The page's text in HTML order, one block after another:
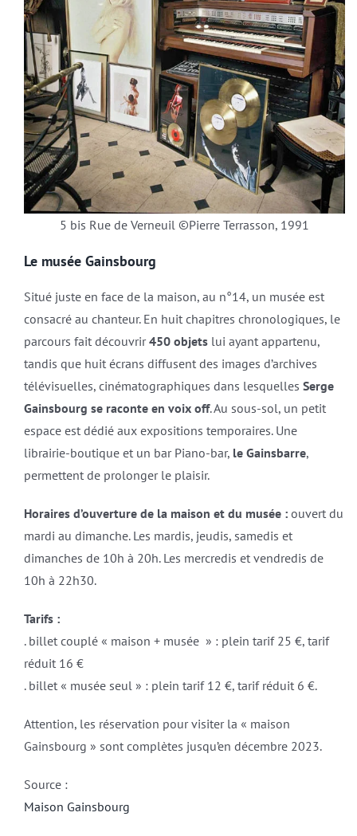
5 bis Rue de Verneuil ©Pierre Terrasson, 1991
Le musée Gainsbourg
Situé juste en face de la maison, au n°14, un musée est
consacré au chanteur. En huit chapitres chronologiques, le
parcours fait découvrir450 objetslui ayant appartenu,
tandis que huit écrans diffusent des images d’archives
télévisuelles, cinématographiques dans lesquelles Serge
Gainsbourg se raconte en voix off. Au sous-sol, un petit
espace est dédié aux expositions temporaires. Une
librairie-boutique et un bar Piano-bar, le Gainsbarre,
permettent de prolonger le plaisir.
Horaires d’ouverture de la maison et du musée :ouvert du
mardi au dimanche. Les mardis, jeudis, samedis et
dimanches de 10h à 20h. Les mercredis et vendredis de
10h à 22h30.
Tarifs :
. billet couplé « maison + musée » : plein tarif 25 €, tarif
réduit 16 €
. billet « musée seul » : plein tarif 12 €, tarif réduit 6 €.
Attention, les réservation pour visiter la « maison
Gainsbourg » sont complètes jusqu’en décembre 2023.
Source :
Maison Gainsbourg